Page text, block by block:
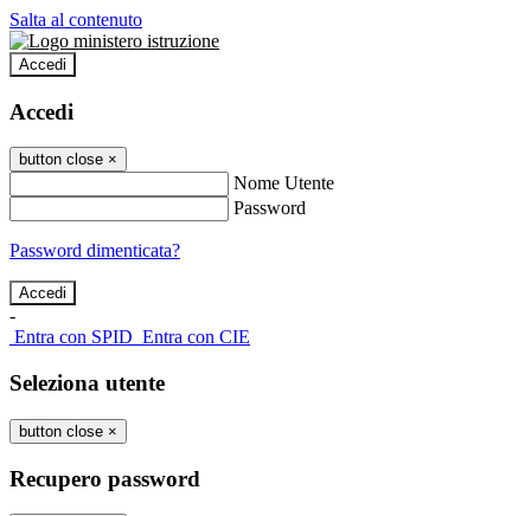
Salta al contenuto
Accedi
Accedi
button close ×
Nome Utente
Password
Password dimenticata?
-
Entra con SPID Entra con CIE
Seleziona utente
button close ×
Recupero password